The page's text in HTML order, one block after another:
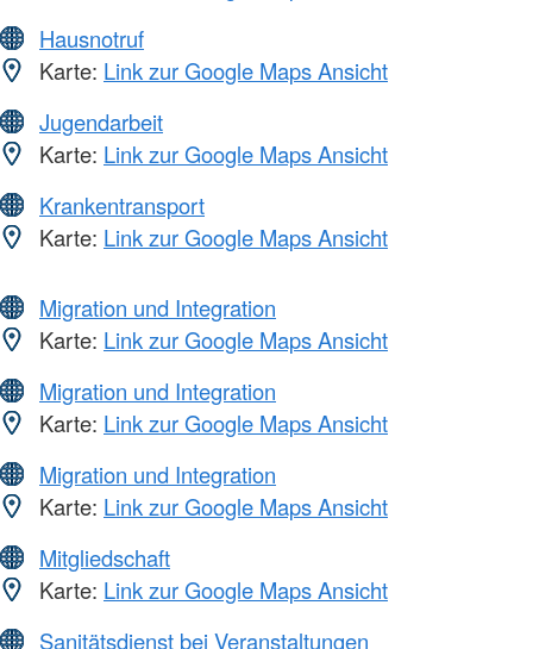
Hausnotruf
Karte: Link zur Google Maps Ansicht
Jugendarbeit
Karte: Link zur Google Maps Ansicht
Krankentransport
Karte: Link zur Google Maps Ansicht
Migration und Integration
Karte: Link zur Google Maps Ansicht
Migration und Integration
Karte: Link zur Google Maps Ansicht
Migration und Integration
Karte: Link zur Google Maps Ansicht
Mitgliedschaft
Karte: Link zur Google Maps Ansicht
Sanitätsdienst bei Veranstaltungen